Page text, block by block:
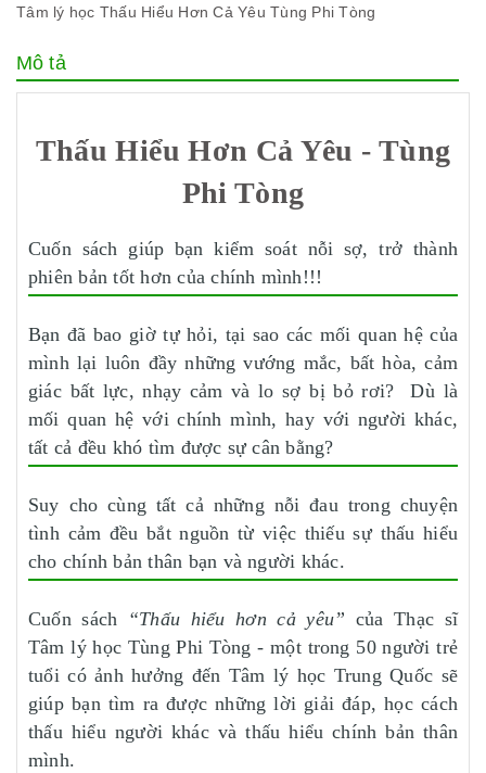
Tâm lý học Thấu Hiểu Hơn Cả Yêu Tùng Phi Tòng
Mô tả
Thấu Hiểu Hơn Cả Yêu - Tùng
Phi Tòng
Cuốn sách giúp bạn kiểm soát nỗi sợ, trở thành
phiên bản tốt hơn của chính mình!!!
Bạn đã bao giờ tự hỏi, tại sao các mối quan hệ của
mình lại luôn đầy những vướng mắc, bất hòa, cảm
giác bất lực, nhạy cảm và lo sợ bị bỏ rơi? Dù là
mối quan hệ với chính mình, hay với người khác,
tất cả đều khó tìm được sự cân bằng?
Suy cho cùng tất cả những nỗi đau trong chuyện
tình cảm đều bắt nguồn từ việc thiếu sự thấu hiểu
cho chính bản thân bạn và người khác.
Cuốn sách “Thấu hiểu hơn cả yêu” của Thạc sĩ
Tâm lý học Tùng Phi Tòng - một trong 50 người trẻ
tuổi có ảnh hưởng đến Tâm lý học Trung Quốc sẽ
giúp bạn tìm ra được những lời giải đáp, học cách
thấu hiểu người khác và thấu hiểu chính bản thân
mình.